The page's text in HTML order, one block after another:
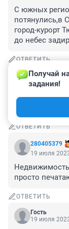
С южных
потянулись,в
город-курорт
до небес
ОТВЕТИТЬ
Гость
19 июля
Покупают и
ОТВЕТИТЬ
280405379
Получай
задания!
19 июля
просто
ОТВЕТИТЬ
Гость
19 июля